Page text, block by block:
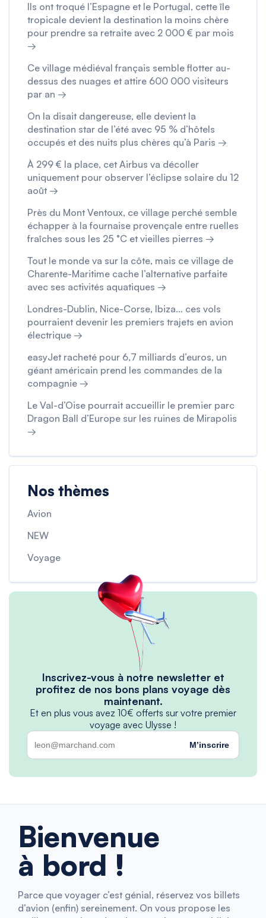
Ils ont troqué l’Espagne et le Portugal, cette île
tropicale devient la destination la moins chère
pour prendre sa retraite avec 2 000 € par mois
→
Ce village médiéval français semble flotter au-
dessus des nuages et attire 600 000 visiteurs
par an →
On la disait dangereuse, elle devient la
destination star de l’été avec 95 % d’hôtels
occupés et des nuits plus chères qu’à Paris →
À 299 € la place, cet Airbus va décoller
uniquement pour observer l’éclipse solaire du 12
août →
Près du Mont Ventoux, ce village perché semble
échapper à la fournaise provençale entre ruelles
fraîches sous les 25 °C et vieilles pierres →
Tout le monde va sur la côte, mais ce village de
Charente-Maritime cache l’alternative parfaite
avec ses activités aquatiques →
Londres-Dublin, Nice-Corse, Ibiza… ces vols
pourraient devenir les premiers trajets en avion
électrique →
easyJet racheté pour 6,7 milliards d’euros, un
géant américain prend les commandes de la
compagnie →
Le Val-d’Oise pourrait accueillir le premier parc
Dragon Ball d’Europe sur les ruines de Mirapolis
→
Nos thèmes
Avion
NEW
Voyage
Inscrivez-vous à notre newsletter et
profitez de nos bons plans voyage dès
maintenant.
Et en plus vous avez 10€ offerts sur votre premier
voyage avec Ulysse !
M’inscrire
Bienvenue
à bord !
Parce que voyager c’est génial, réservez vos billets
d’avion (enfin) sereinement. On vous propose les